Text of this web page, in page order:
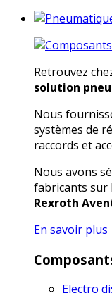
Retrouvez
solution
Nous
systèmes de
raccords et
Nous avons
fabricants sur
Rexroth
En savoir plus
Electro